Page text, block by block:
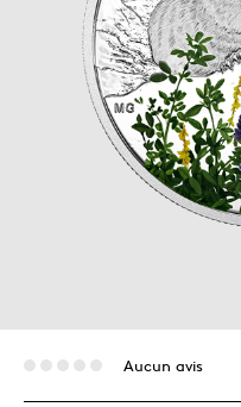
Aucun avis